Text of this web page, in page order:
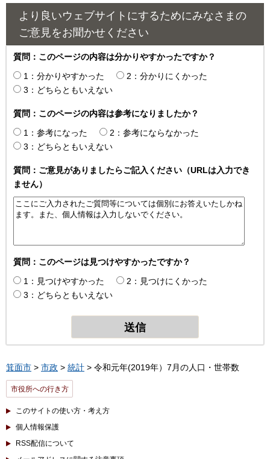
より良いウェブサイトにするためにみなさまの
ご意見をお聞かせください
質問：このページの内容は分かりやすかったですか？
1：分かりやすかった
2：分かりにくかった
3：どちらともいえない
質問：このページの内容は参考になりましたか？
1：参考になった
2：参考にならなかった
3：どちらともいえない
質問：ご意見がありましたらご記入ください（URLは入力でき
ません）
質問：このページは見つけやすかったですか？
1：見つけやすかった
2：見つけにくかった
3：どちらともいえない
箕面市 > 市政 > 統計 > 令和元年(2019年）7月の人口・世帯数
市役所への行き方
このサイトの使い方・考え方
個人情報保護
RSS配信について